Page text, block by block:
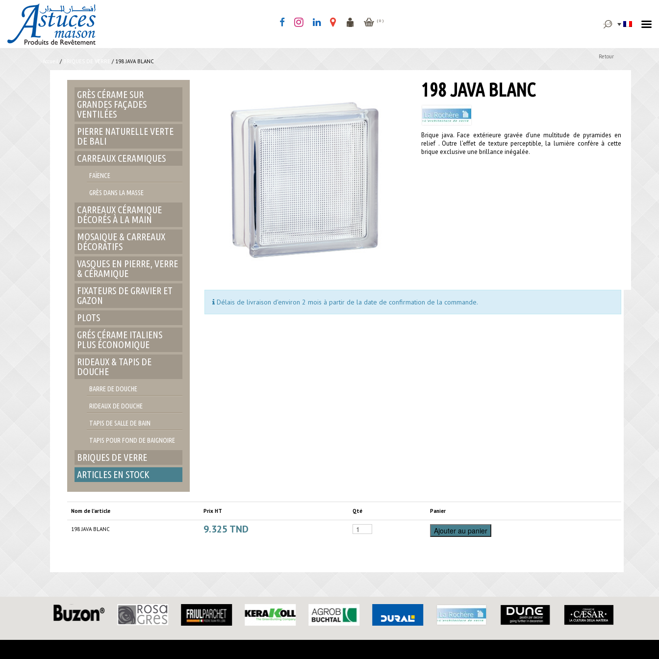
( 0 ) Rechercher :
/ / 198 JAVA BLANC
Retour
GRÈS CÉRAME SUR
GRANDES FAÇADES
VENTILÉES
PIERRE NATURELLE VERTE
DE BALI
CARREAUX CERAMIQUES
FAÏENCE
GRÈS DANS LA MASSE
CARREAUX CÉRAMIQUE
DÉCORÉS À LA MAIN
MOSAIQUE & CARREAUX
DÉCORATIFS
VASQUES EN PIERRE, VERRE
& CÉRAMIQUE
FIXATEURS DE GRAVIER ET
GAZON
PLOTS
GRÉS CÉRAME ITALIENS
PLUS ÉCONOMIQUE
RIDEAUX & TAPIS DE
DOUCHE
BARRE DE DOUCHE
RIDEAUX DE DOUCHE
TAPIS DE SALLE DE BAIN
TAPIS POUR FOND DE BAIGNOIRE
BRIQUES DE VERRE
ARTICLES EN STOCK
198 JAVA BLANC
Brique java. Face extérieure gravée d’une multitude de pyramides en
relief . Outre l’effet de texture perceptible, la lumière confère à cette
brique exclusive une brillance inégalée.
Délais de livraison d'environ 2 mois à partir de la date de confirmation de la commande.
Nom de l'article Prix HT Qté Panier
198 JAVA BLANC 9.325 TND Ajouter au panier